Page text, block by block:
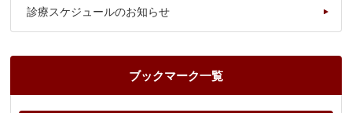
診療スケジュールのお知らせ
ブックマーク一覧